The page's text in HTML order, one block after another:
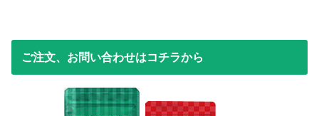
ご注文、お問い合わせはコチラから